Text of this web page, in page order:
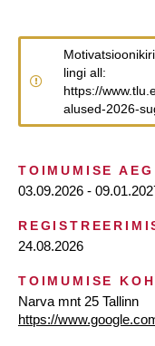
lingi all:
https://
alused-2026-
TOIMUMISE AEG
03.09.2026 -
24.08.2026
TOIMUMISE
Narva mnt 25 Tallinn
https://